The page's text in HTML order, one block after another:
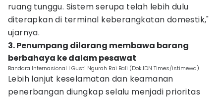
ruang tunggu. Sistem serupa telah lebih dulu
diterapkan di terminal keberangkatan domestik,"
ujarnya.
3. Penumpang dilarang membawa barang
berbahaya ke dalam pesawat
Bandara Internasional I Gusti Ngurah Rai Bali (Dok.IDN Times/istimewa)
Lebih lanjut keselamatan dan keamanan
penerbangan diungkap selalu menjadi prioritas